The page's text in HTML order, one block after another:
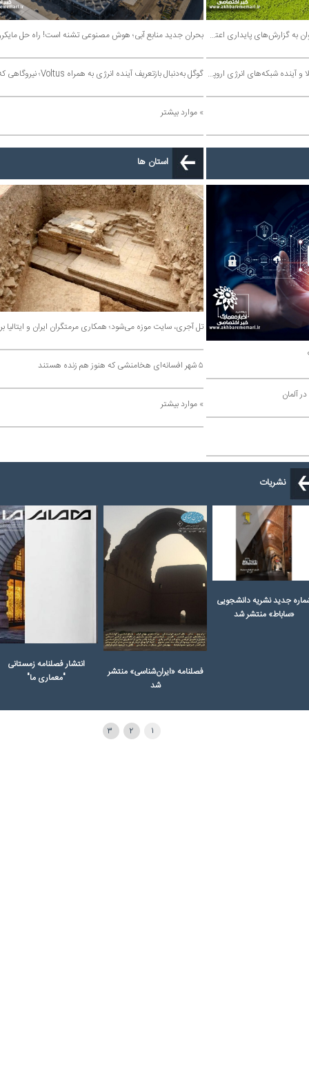
پایداری بدون داده ممکن نیست؛ آیا می‌توان به گزارش‌های پایداری اعتماد کرد؟ آینده پایداری به کیفیت داده‌ها وابسته است
از هوش مصنوعی تا پایداری شبکه‌ها؛ تسلا و آینده شبکه‌های انرژی اروپا | چرا آینده انرژی به ذخیره‌سازی وابسته است؟
بحران جدید منابع آبی؛ هوش مصنوعی تشنه است! راه حل مایکروسافت چیست؟
گوگل به‌دنبال بازتعریف آینده انرژی به همراه Voltus؛ نیروگاهی که وجود ندارد، اما برق تولید می‌کند
» موارد بیشتر
استان ها
تل آجری، سایت موزه می‌شود؛ همکاری مرمتگران ایران و ایتالیا برای احیای دروازه پارسه
» موارد بیشتر
دانشجویی
منتشر شد
فصلنامه «ایران‌شناسی» منتشر
انتشار فصلنامه زمستانی
"معماری ما"